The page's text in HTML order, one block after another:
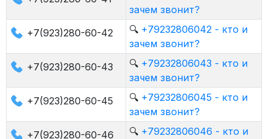
зачем звонит?
+7(923)280-60-42
🔍 +79232806042 - кто и
зачем звонит?
+7(923)280-60-43
🔍 +79232806043 - кто и
зачем звонит?
+7(923)280-60-45
🔍 +79232806045 - кто и
зачем звонит?
+7(923)280-60-46
🔍 +79232806046 - кто и